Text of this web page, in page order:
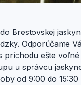
Brestovskej
Odporúčame
príchodu ešte
u správcu
od 9:00 do